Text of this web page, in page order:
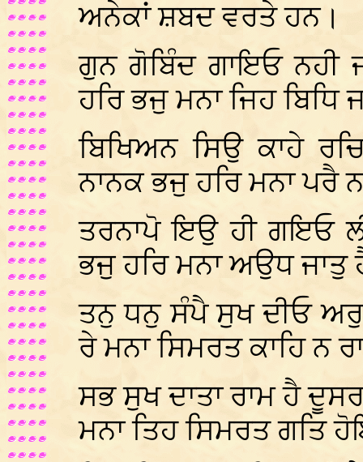
ਅਨੇਕਾਂ ਸ਼ਬਦ ਵਰਤੇ ਹਨ।
ਗੁਨ ਗੋਬਿੰਦ ਗਾਇਓ ਨਹੀ
ਹਰਿ ਭਜੁ ਮਨਾ ਜਿਹ
ਬਿਖਿਅਨ ਸਿਉ ਕਾਹੇ
ਨਾਨਕ ਭਜੁ ਹਰਿ ਮਨਾ ਪਰੈ
ਤਰਨਾਪੋ ਇਉ ਹੀ ਗਇਓ
ਭਜੁ ਹਰਿ ਮਨਾ ਅਉਧ ਜਾਤੁ
ਤਨੁ ਧਨੁ ਸੰਪੈ ਸੁਖ ਦੀਓ ਅਰੁ
ਰੇ ਮਨਾ ਸਿਮਰਤ ਕਾਹਿ ਨ
ਸਭ ਸੁਖ ਦਾਤਾ ਰਾਮ ਹੈ
ਮਨਾ ਤਿਹ ਸਿਮਰਤ ਗਤਿ